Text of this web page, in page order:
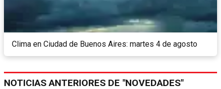
Clima en Ciudad de Buenos Aires: martes 4 de agosto
NOTICIAS ANTERIORES DE "NOVEDADES"